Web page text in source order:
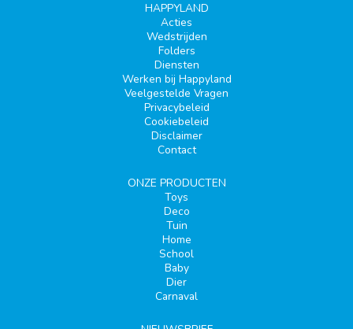
HAPPYLAND
Acties
Wedstrijden
Folders
Diensten
Werken bij Happyland
Veelgestelde Vragen
Privacybeleid
Cookiebeleid
Disclaimer
Contact
ONZE PRODUCTEN
Toys
Deco
Tuin
Home
School
Baby
Dier
Carnaval